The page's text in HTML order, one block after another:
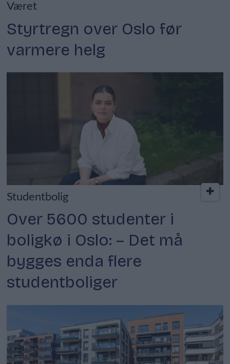
Været
Styrtregn over Oslo før
varmere helg
Studentbolig
Over 5600 studenter i
boligkø i Oslo: – Det må
bygges enda flere
studentboliger